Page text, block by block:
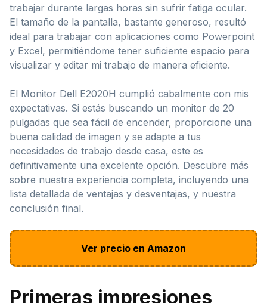
trabajar durante largas horas sin sufrir fatiga ocular.
El tamaño de la pantalla, bastante generoso, resultó
ideal para trabajar con aplicaciones como Powerpoint
y Excel, permitiéndome tener suficiente espacio para
visualizar y editar mi trabajo de manera eficiente.
El Monitor Dell E2020H cumplió cabalmente con mis
expectativas. Si estás buscando un monitor de 20
pulgadas que sea fácil de encender, proporcione una
buena calidad de imagen y se adapte a tus
necesidades de trabajo desde casa, este es
definitivamente una excelente opción. Descubre más
sobre nuestra experiencia completa, incluyendo una
lista detallada de ventajas y desventajas, y nuestra
conclusión final.
Ver precio en Amazon
Primeras impresiones